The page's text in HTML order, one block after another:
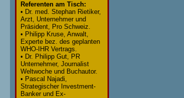
Referenten am Tisch:
• Dr. med. Stephan Rietiker,
Arzt, Unternehmer und
Präsident, Pro Schweiz.
• Philipp Kruse, Anwalt,
Experte bez. des geplanten
WHO-IHR Vertrags.
• Dr. Philipp Gut, PR
Unternehmer, Journalist
Weltwoche und Buchautor.
• Pascal Najadi,
Strategischer Investment-
Banker und Ex-